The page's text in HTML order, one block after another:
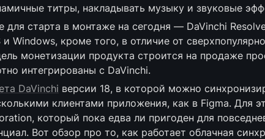
титры, накладывать музыку и звуковые
старта в монтаже на сегодня — DaVinchi
Windows, кроме того, в отличие от
монетизации продукта строится на продаже
интегрированы с DaVinchi.
DaVinchi версии 18, в которой можно
клиентами приложения, как в Figma. Для
который пока едва ли пригоден для
Вот обзор про то, как работает облачная